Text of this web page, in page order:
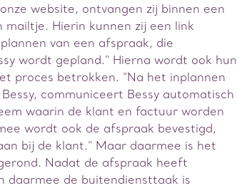
website, ontvangen zij binnen een
mailtje. Hierin kunnen zij een link
van een afspraak, die
wordt gepland." Hierna wordt ook hun
proces betrokken. "Na het inplannen
communiceert Bessy automatisch
waarin de klant en factuur worden
wordt ook de afspraak bevestigd,
bij de klant." Maar daarmee is het
Nadat de afspraak heeft
daarmee de buitendiensttaak is